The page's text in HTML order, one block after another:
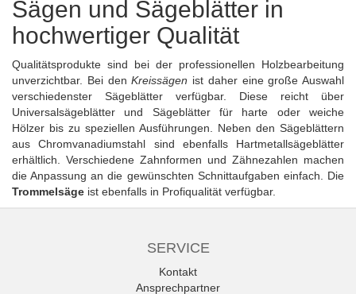
Sägen und Sägeblätter in
hochwertiger Qualität
Qualitätsprodukte sind bei der professionellen Holzbearbeitung
unverzichtbar. Bei denKreissägen ist daher eine große Auswahl
verschiedenster Sägeblätter verfügbar. Diese reicht über
Universalsägeblätter und Sägeblätter für harte oder weiche
Hölzer bis zu speziellen Ausführungen. Neben den Sägeblättern
aus Chromvanadiumstahl sind ebenfalls Hartmetallsägeblätter
erhältlich. Verschiedene Zahnformen und Zähnezahlen machen
die Anpassung an die gewünschten Schnittaufgaben einfach. Die
Trommelsäge ist ebenfalls in Profiqualität verfügbar.
SERVICE
Kontakt
Ansprechpartner